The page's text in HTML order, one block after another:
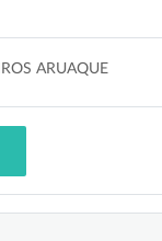
ARUAQUE